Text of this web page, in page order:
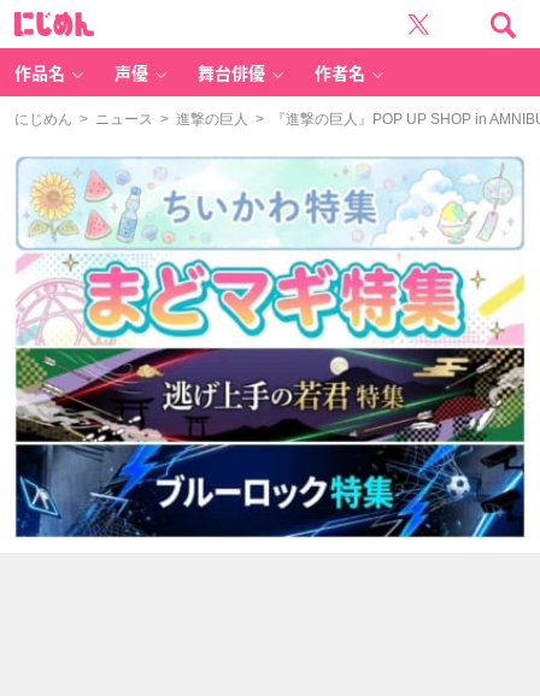
作品名 声優 舞台俳優 作者名
にじめん > ニュース > 進撃の巨人 > 『進撃の巨人』POP UP SHOP in